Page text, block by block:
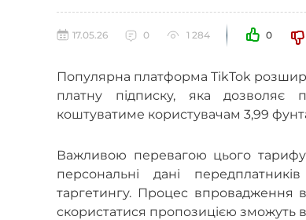
17.05.26 0 1 284 0
Популярна платформа TikTok
платну підписку, яка дозволяє
коштуватиме користувачам 3,99
Важливою перевагою цього
персональні дані
таргетингу. Процес впровадження
скористатися пропозицією зможуть